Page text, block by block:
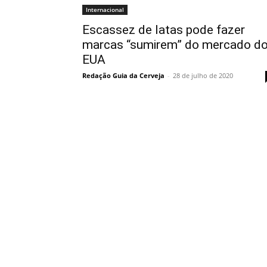
Internacional
Escassez de latas pode fazer
marcas “sumirem” do mercado
EUA
Redação Guia da Cerveja - 28 de julho de 2020